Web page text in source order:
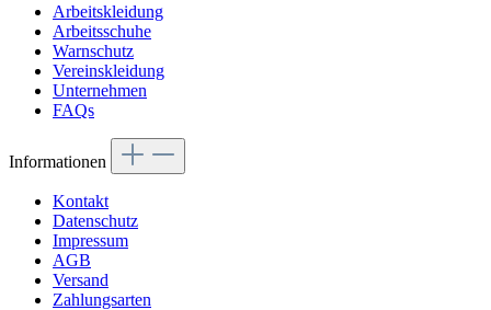
Arbeitskleidung
Arbeitsschuhe
Warnschutz
Vereinskleidung
Unternehmen
FAQs
Informationen
Kontakt
Datenschutz
Impressum
AGB
Versand
Zahlungsarten